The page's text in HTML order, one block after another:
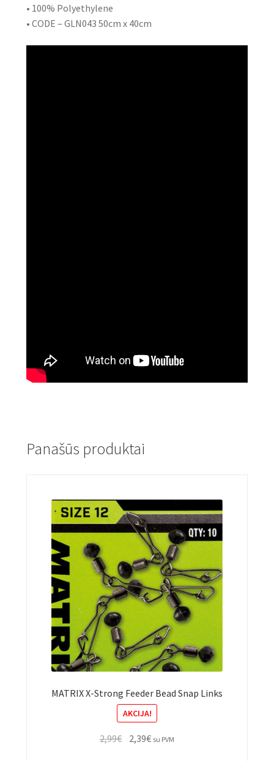
• 100% Polyethylene
• CODE – GLN043 50cm x 40cm
Panašūs produktai
MATRIX X-Strong Feeder Bead Snap Links
AKCIJA!
2,99€ Original
2,39€Current
su PVM